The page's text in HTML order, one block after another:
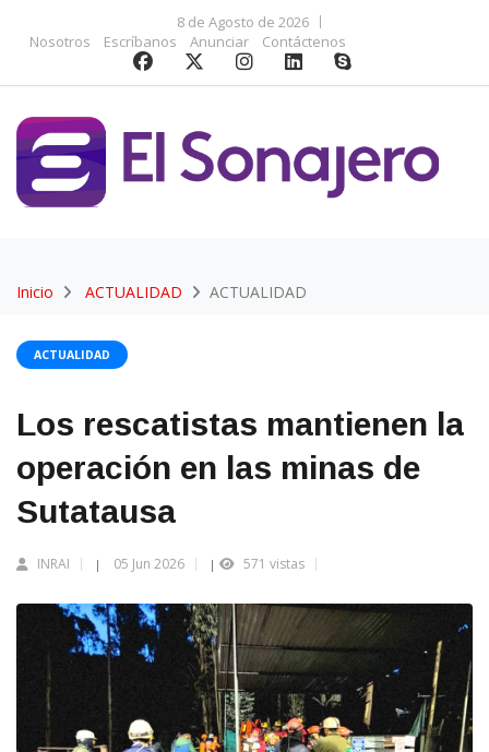
8 de Agosto de 2026
Nosotros
Escríbanos Anunciar Contáctenos
Inicio ACTUALIDAD ACTUALIDAD
ACTUALIDAD
Los rescatistas mantienen la
operación en las minas de
Sutatausa
INRAI | 05 Jun 2026 | 571 vistas